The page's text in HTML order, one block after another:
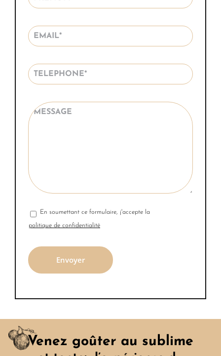
En soumettant ce formulaire, j'accepte la
politique de confidentialité
Venez goûter au sublime